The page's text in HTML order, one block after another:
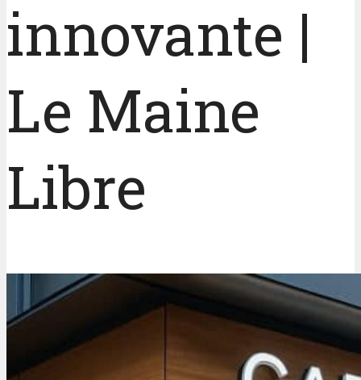
innovante |
Le Maine
Libre